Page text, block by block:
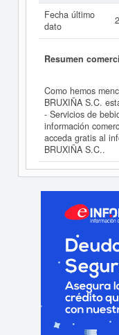
Fecha último
dato
Resumen
Como hemos
BRUXIÑA S.C.
- Servicios de
información
acceda gratis al
BRUXIÑA S.C..